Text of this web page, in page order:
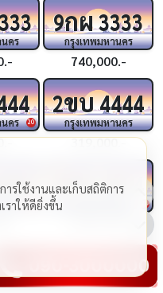
คร
9กผ3333
กรุงเทพมหานคร
740,000.-
20
คร
2ขบ4444
กรุงเทพมหานคร
319,000.-
24
คร 24
4กฆ4444
25
คร
4444
กรุงเทพมหานคร
รใช้งานและเก็บสถิติการ
ราให้ดียิ่งขึ้น